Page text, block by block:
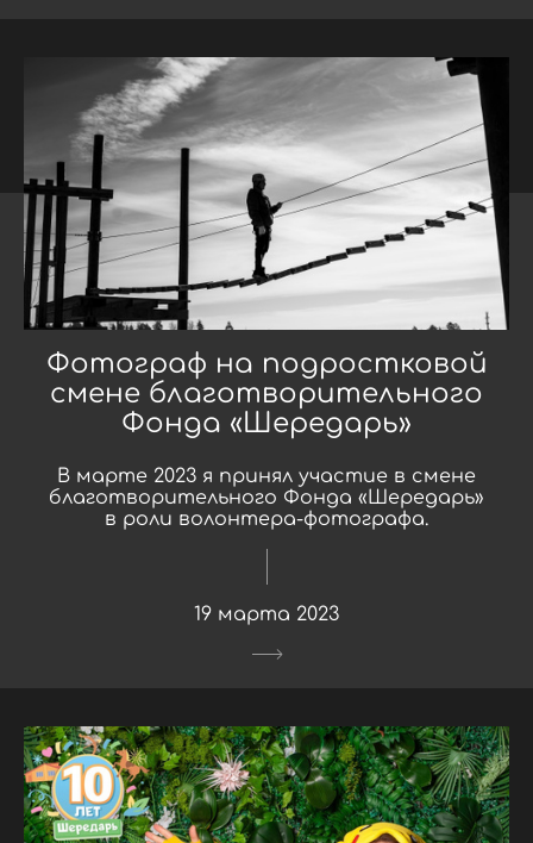
Фотограф на подростковой
смене благотворительного
Фонда «Шередарь»
В марте 2023 я принял участие в смене
благотворительного Фонда «Шередарь»
в роли волонтера-фотографа.
19 марта 2023